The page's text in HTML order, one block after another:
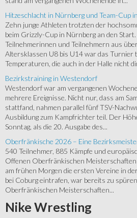
Hitzeschlacht in Nürnberg und Team-Cup
Zehn junge Athleten trotzten der
beim Grizzly-Cup in Nürnberg an den
Teilnehmerinnen und Teilnehmern aus
Altersklassen U8 bis U14 war das Turnier
Temperaturen, die auch in der Halle nicht
Bezirkstraining in Westendorf
Westendorf war am vergangenen
mehrere Ereignisse. Nicht nur, dass am
stattfand, nahmen parallel fünf TSV-
Ausbildung zum Kampfrichter teil. Der
Sonntag, als die 20. Ausgabe des...
Oberfränkische 2026 – Eine
540 Teilnehmer, 885 Kämpfe und
Offenen Oberfränkischen
am frühen Morgen die ersten Vereine in
bei Coburg eintrafen, war bereits zu
Oberfränkischen Meisterschaften...
Nike Wrestling